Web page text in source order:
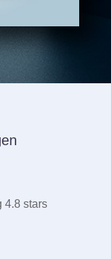
4.8 stars